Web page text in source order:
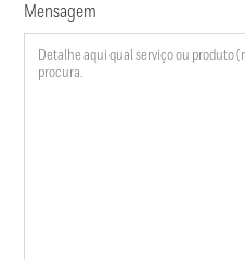
Mensagem